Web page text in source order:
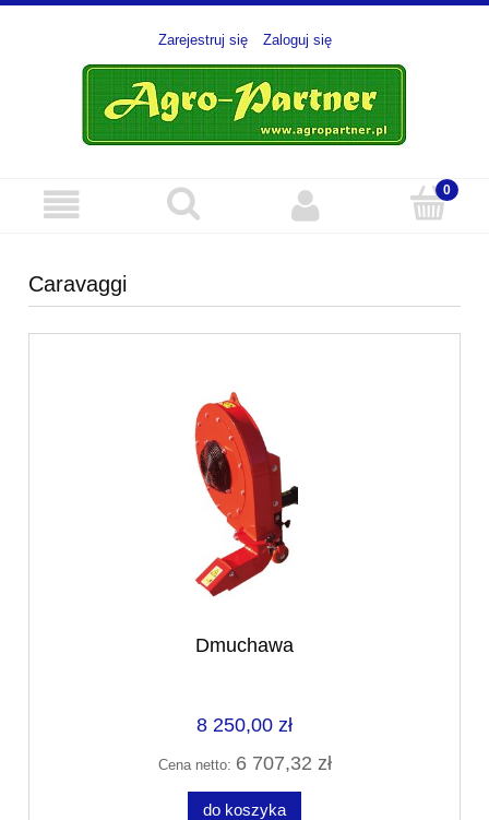
Zarejestruj się Zaloguj się
Caravaggi
Dmuchawa
8 250,00 zł
Cena netto: 6 707,32 zł
do koszyka